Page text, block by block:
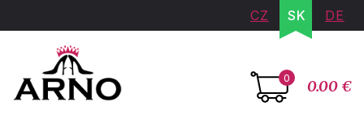
CZ SK DE
0 0.00 €